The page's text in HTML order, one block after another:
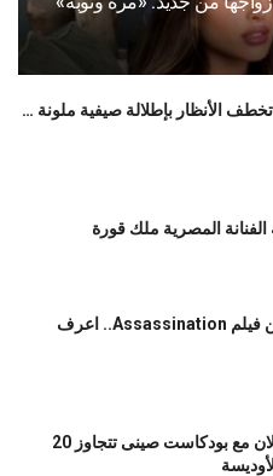
تخطف الأنظار بإطلالة صيفية ملونة …
المصرية ملك قورة
استبعاد جاريد ليتو من فيلم Assassination.. اعرف
مقابلة كريستوفر نولان مع بودكاست صينى تتجاوز 20